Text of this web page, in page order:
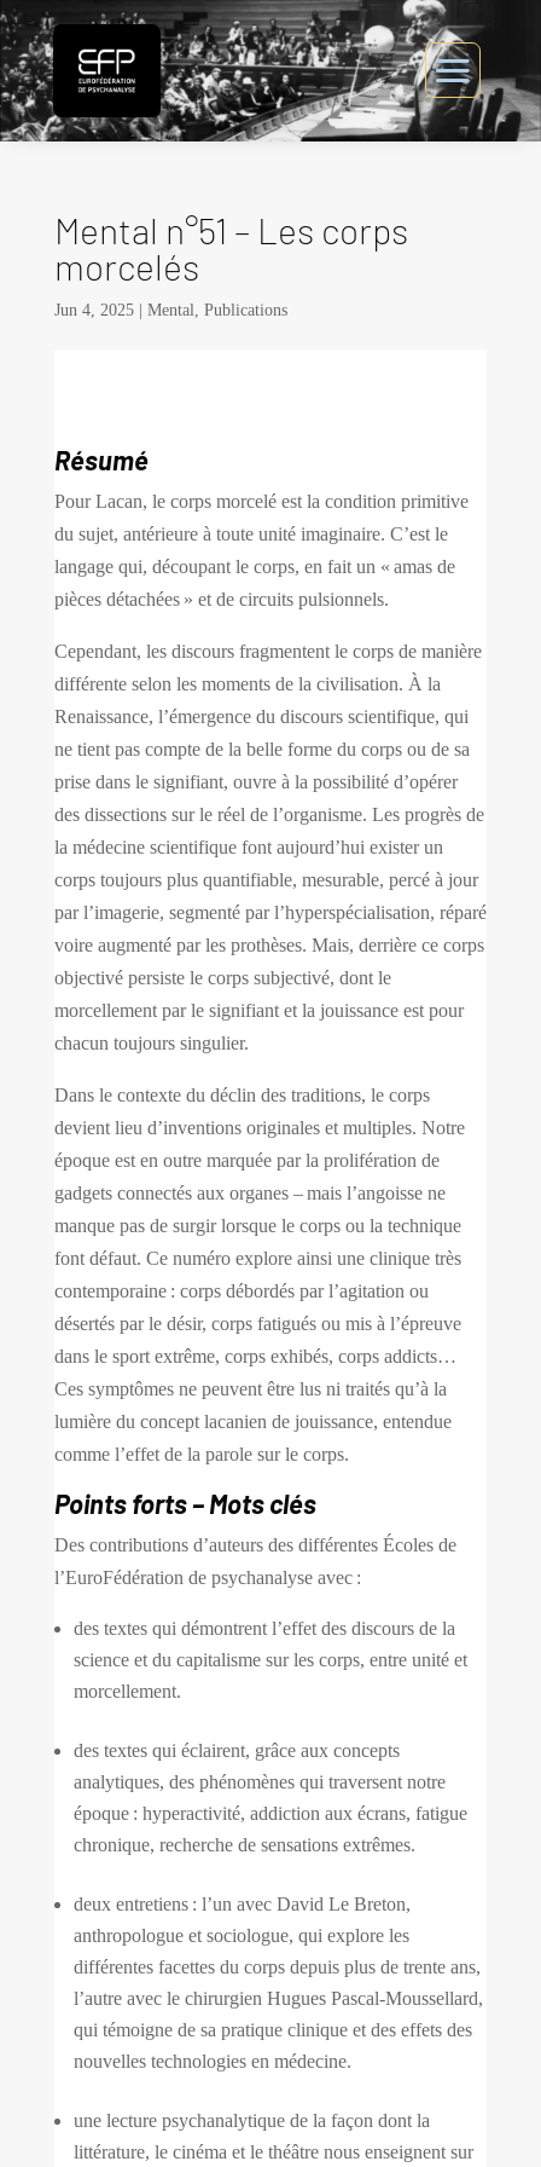
Mental n°51 – Les corps
morcelés
Jun 4, 2025| Mental Publications
Résumé
Pour Lacan, le corps morcelé est la condition primitive
du sujet, antérieure à toute unité imaginaire. C’est le
langage qui, découpant le corps, en fait un « amas de
pièces détachées » et de circuits pulsionnels.
Cependant, les discours fragmentent le corps de manière
différente selon les moments de la civilisation. À la
Renaissance, l’émergence du discours scientifique, qui
ne tient pas compte de la belle forme du corps ou de sa
prise dans le signifiant, ouvre à la possibilité d’opérer
des dissections sur le réel de l’organisme. Les progrès de
la médecine scientifique font aujourd’hui exister un
corps toujours plus quantifiable, mesurable, percé à jour
par l’imagerie, segmenté par l’hyperspécialisation, réparé
voire augmenté par les prothèses. Mais, derrière ce corps
objectivé persiste le corps subjectivé, dont le
morcellement par le signifiant et la jouissance est pour
chacun toujours singulier.
Dans le contexte du déclin des traditions, le corps
devient lieu d’inventions originales et multiples. Notre
époque est en outre marquée par la prolifération de
gadgets connectés aux organes – mais l’angoisse ne
manque pas de surgir lorsque le corps ou la technique
font défaut. Ce numéro explore ainsi une clinique très
contemporaine : corps débordés par l’agitation ou
désertés par le désir, corps fatigués ou mis à l’épreuve
dans le sport extrême, corps exhibés, corps addicts…
Ces symptômes ne peuvent être lus ni traités qu’à la
lumière du concept lacanien de jouissance, entendue
comme l’effet de la parole sur le corps.
Points forts – Mots clés
Des contributions d’auteurs des différentes Écoles de
l’EuroFédération de psychanalyse avec :
des textes qui démontrent l’effet des discours de la
science et du capitalisme sur les corps, entre unité et
morcellement.
des textes qui éclairent, grâce aux concepts
analytiques, des phénomènes qui traversent notre
époque : hyperactivité, addiction aux écrans, fatigue
chronique, recherche de sensations extrêmes.
deux entretiens : l’un avec David Le Breton,
anthropologue et sociologue, qui explore les
différentes facettes du corps depuis plus de trente ans,
l’autre avec le chirurgien Hugues Pascal-Moussellard,
qui témoigne de sa pratique clinique et des effets des
nouvelles technologies en médecine.
une lecture psychanalytique de la façon dont la
littérature, le cinéma et le théâtre nous enseignent sur